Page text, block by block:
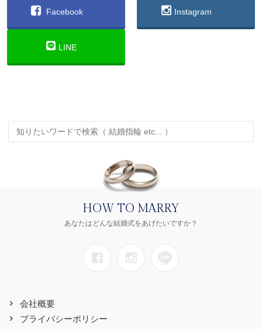
Facebook Instagram
LINE
HOW TO MARRY
あなたはどんな結婚式をあげたいですか？
会社概要
プライバシーポリシー